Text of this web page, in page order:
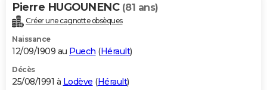
Pierre HUGOUNENC (81 ans)
Créer une cagnotte obsèques
Naissance
12/09/1909 au Puech (Hérault)
Décès
25/08/1991 à Lodève (Hérault)